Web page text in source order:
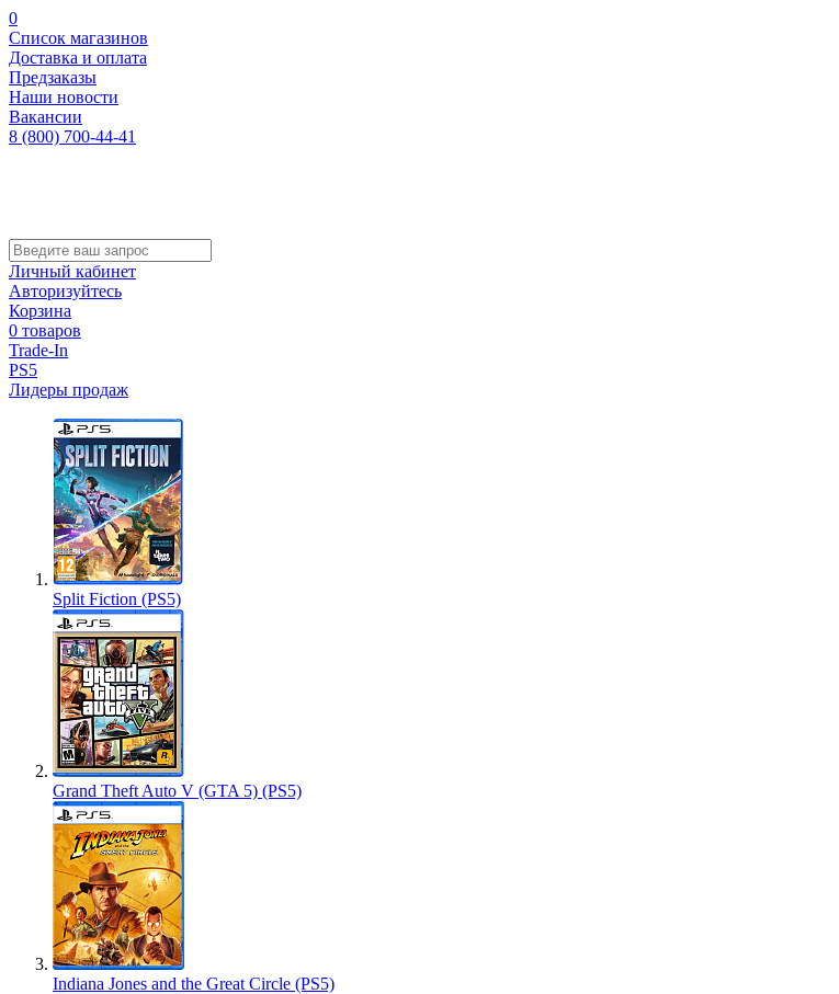
0
Список магазинов
Доставка и оплата
Предзаказы
Наши новости
Вакансии
8 (800) 700-44-41
Личный кабинет
Авторизуйтесь
Корзина
0 товаров
Trade-In
PS5
Лидеры продаж
Split Fiction (PS5)
Grand Theft Auto V (GTA 5) (PS5)
Indiana Jones and the Great Circle (PS5)